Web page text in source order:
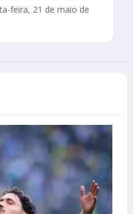
feira, 21 de maio de